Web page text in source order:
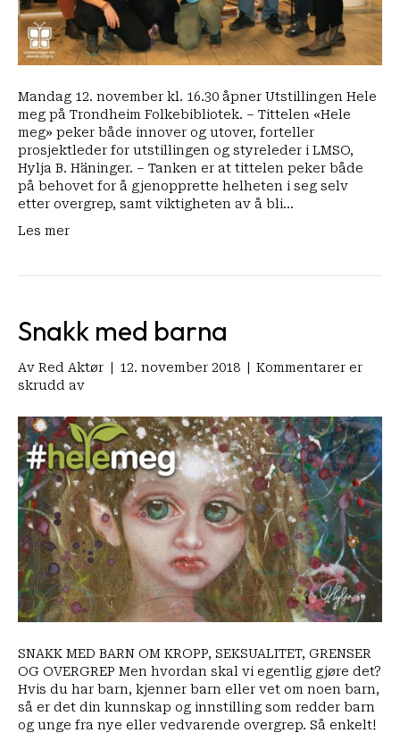
Mandag 12. november kl. 16.30 åpner Utstillingen Hele
meg på Trondheim Folkebibliotek. – Tittelen «Hele
meg» peker både innover og utover, forteller
prosjektleder for utstillingen og styreleder i LMSO,
Hylja B. Häninger. – Tanken er at tittelen peker både
på behovet for å gjenopprette helheten i seg selv
etter overgrep, samt viktigheten av å bli…
Les mer
Snakk med barna
Av Red Aktør 12. november 2018
Kommentarer er
skrudd avfor
med
barna
SNAKK MED BARN OM KROPP, SEKSUALITET, GRENSER
OG OVERGREP Men hvordan skal vi egentlig gjøre det?
Hvis du har barn, kjenner barn eller vet om noen barn,
så er det din kunnskap og innstilling som redder barn
og unge fra nye eller vedvarende overgrep. Så enkelt!